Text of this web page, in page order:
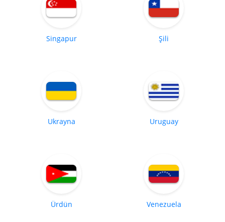
Singapur Şili
Ukrayna Uruguay
Ürdün Venezuela